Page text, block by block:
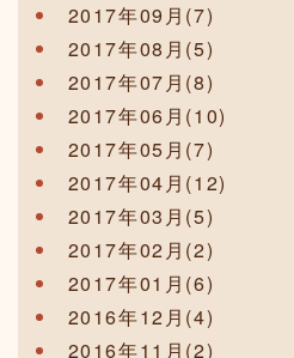
2017年09月(7)
2017年08月(5)
2017年07月(8)
2017年06月(10)
2017年05月(7)
2017年04月(12)
2017年03月(5)
2017年02月(2)
2017年01月(6)
2016年12月(4)
2016年11月(2)